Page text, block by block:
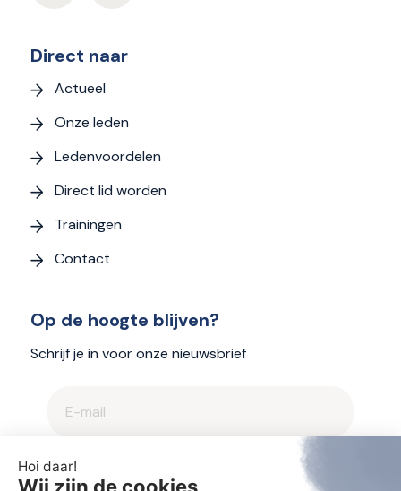
Direct naar
Actueel
Onze leden
Ledenvoordelen
Direct lid worden
Trainingen
Contact
Op de hoogte blijven?
Schrijf je in voor onze nieuwsbrief